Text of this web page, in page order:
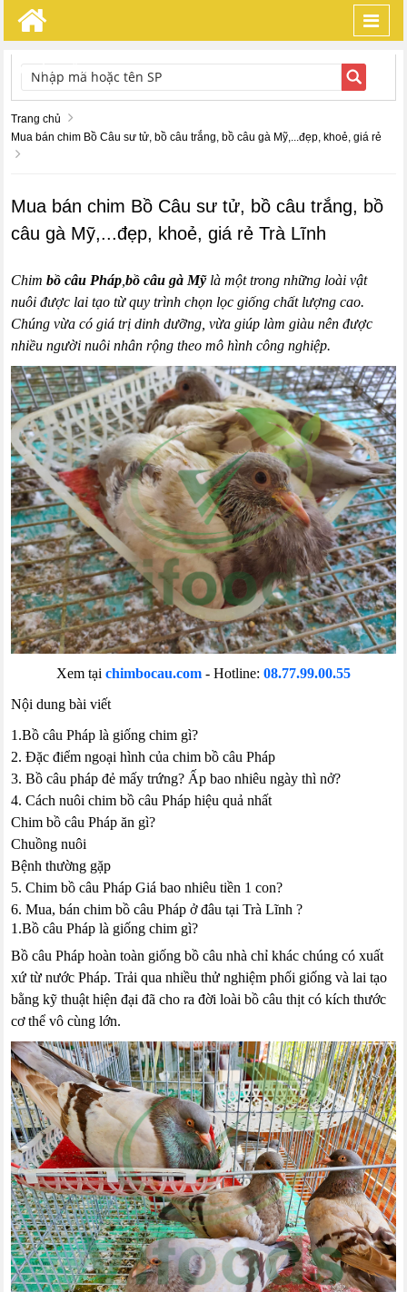
TÌM KIẾM
Trang chủ
Mua bán chim Bồ Câu sư tử, bồ câu trắng, bồ câu gà Mỹ,...đẹp, khoẻ, giá rẻ
Mua bán chim Bồ Câu sư tử, bồ câu trắng, bồ
câu gà Mỹ,...đẹp, khoẻ, giá rẻ Trà Lĩnh
Chimbồ câu Pháp ,bồ câu gà Mỹlà một trong những loài vật
nuôi được lai tạo từ quy trình chọn lọc giống chất lượng cao.
Chúng vừa có giá trị dinh dưỡng, vừa giúp làm giàu nên được
nhiều người nuôi nhân rộng theo mô hình công nghiệp.
Xem tại chimbocau.com - Hotline: 08.77.99.00.55
Nội dung bài viết
1.Bồ câu Pháp là giống chim gì?
2. Đặc điểm ngoại hình của chim bồ câu Pháp
3. Bồ câu pháp đẻ mấy trứng? Ấp bao nhiêu ngày thì nở?
4. Cách nuôi chim bồ câu Pháp hiệu quả nhất
Chim bồ câu Pháp ăn gì?
Chuồng nuôi
Bệnh thường gặp
5. Chim bồ câu Pháp Giá bao nhiêu tiền 1 con?
6. Mua, bán chim bồ câu Pháp ở đâu tại Trà Lĩnh ?
1.Bồ câu Pháp là giống chim gì?
Bồ câu Pháp hoàn toàn giống bồ câu nhà chỉ khác chúng có xuất
xứ từ nước Pháp. Trải qua nhiều thử nghiệm phối giống và lai tạo
bằng kỹ thuật hiện đại đã cho ra đời loài bồ câu thịt có kích thước
cơ thể vô cùng lớn.